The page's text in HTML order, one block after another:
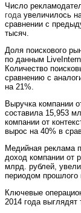
Число
года увеличилось
сравнении с
тысяч.
Доля поискового
по данным
Количество
сравнению с
на 21%.
Выручка компании
составила 15,953
компании от
вырос на 40% в
Медийная реклама
доход компании от
млрд. рублей,
периодом прошлого
Ключевые
2014 года выглядят